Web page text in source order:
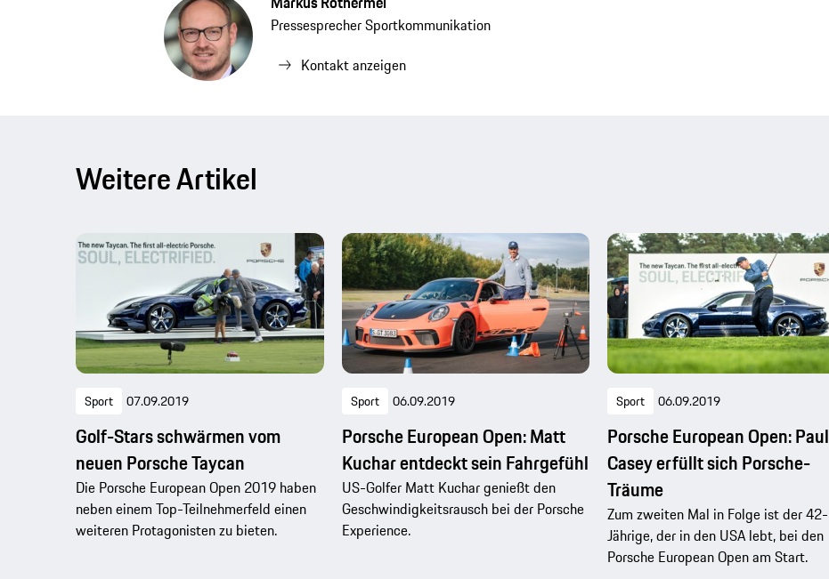
Pressesprecher Sportkommunikation
Kontakt anzeigen
Weitere Artikel
Sport 07.09.2019
Golf-Stars schwärmen vom
neuen Porsche Taycan
Die Porsche European Open 2019 haben
neben einem Top-Teilnehmerfeld einen
weiteren Protagonisten zu bieten.
Sport 06.09.2019
Porsche European Open: Matt
Kuchar entdeckt sein Fahrgefühl
US-Golfer Matt Kuchar genießt den
Geschwindigkeitsrausch bei der Porsche
Experience.
Sport 06.09.2019
Porsche European Open: Paul
Casey erfüllt sich Porsche-
Träume
Zum zweiten Mal in Folge ist der 42-
Jährige, der in den USA lebt, bei den
Porsche European Open am Start.